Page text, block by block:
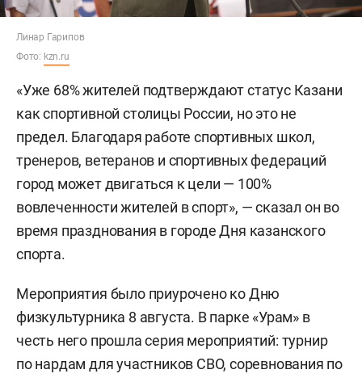
Линар Гарипов
Фото: kzn.ru
«Уже 68% жителей подтверждают статус Казани
как спортивной столицы России, но это не
предел. Благодаря работе спортивных школ,
тренеров, ветеранов и спортивных федераций
город может двигаться к цели — 100%
вовлеченности жителей в спорт», — сказал он во
время празднования в городе Дня казанского
спорта.
Мероприятия было приурочено ко Дню
физкультурника 8 августа. В парке «Урам» в
честь него прошла серия мероприятий: турнир
по нардам для участников СВО, соревнования по